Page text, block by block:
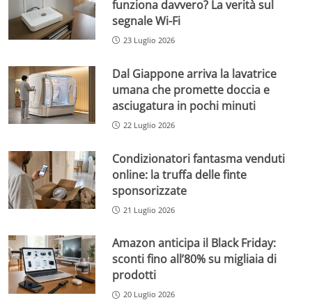
funziona davvero? La verità sul
segnale Wi-Fi
23 Luglio 2026
Dal Giappone arriva la lavatrice
umana che promette doccia e
asciugatura in pochi minuti
22 Luglio 2026
Condizionatori fantasma venduti
online: la truffa delle finte
sponsorizzate
21 Luglio 2026
Amazon anticipa il Black Friday:
sconti fino all’80% su migliaia di
prodotti
20 Luglio 2026